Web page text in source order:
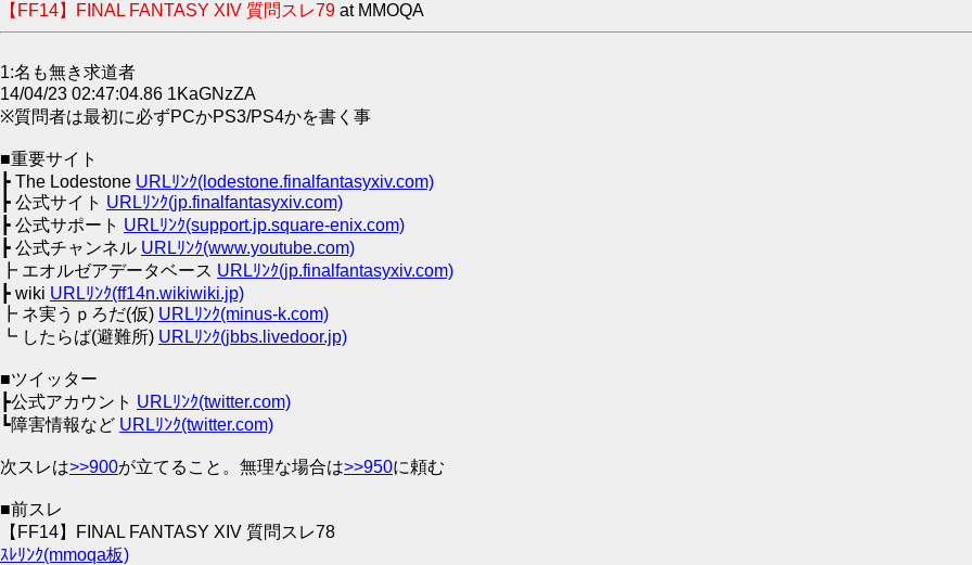
【FF14】FINAL FANTASY XIV 質問スレ79 at MMOQA
1:名も無き求道者
14/04/23 02:47:04.86 1KaGNzZA
※質問者は最初に必ずPCかPS3/PS4かを書く事
■重要サイト
┣ The Lodestone URLﾘﾝｸ(lodestone.finalfantasyxiv.com)
┣ 公式サイト URLﾘﾝｸ(jp.finalfantasyxiv.com)
┣ 公式サポート URLﾘﾝｸ(support.jp.square-enix.com)
┣ 公式チャンネル URLﾘﾝｸ(www.youtube.com)
┣ エオルゼアデータベース URLﾘﾝｸ(jp.finalfantasyxiv.com)
┣ wiki URLﾘﾝｸ(ff14n.wikiwiki.jp)
┣ ネ実うｐろだ(仮) URLﾘﾝｸ(minus-k.com)
┗ したらば(避難所) URLﾘﾝｸ(jbbs.livedoor.jp)
■ツイッター
┣公式アカウント URLﾘﾝｸ(twitter.com)
┗障害情報など URLﾘﾝｸ(twitter.com)
次スレは>>900が立てること。無理な場合は>>950に頼む
■前スレ
【FF14】FINAL FANTASY XIV 質問スレ78
ｽﾚﾘﾝｸ(mmoqa板)